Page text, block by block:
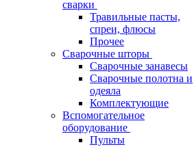
сварки
Травильные пасты,
спреи, флюсы
Прочее
Сварочные шторы
Сварочные занавесы
Сварочные полотна и
одеяла
Комплектующие
Вспомогательное
оборудование
Пульты